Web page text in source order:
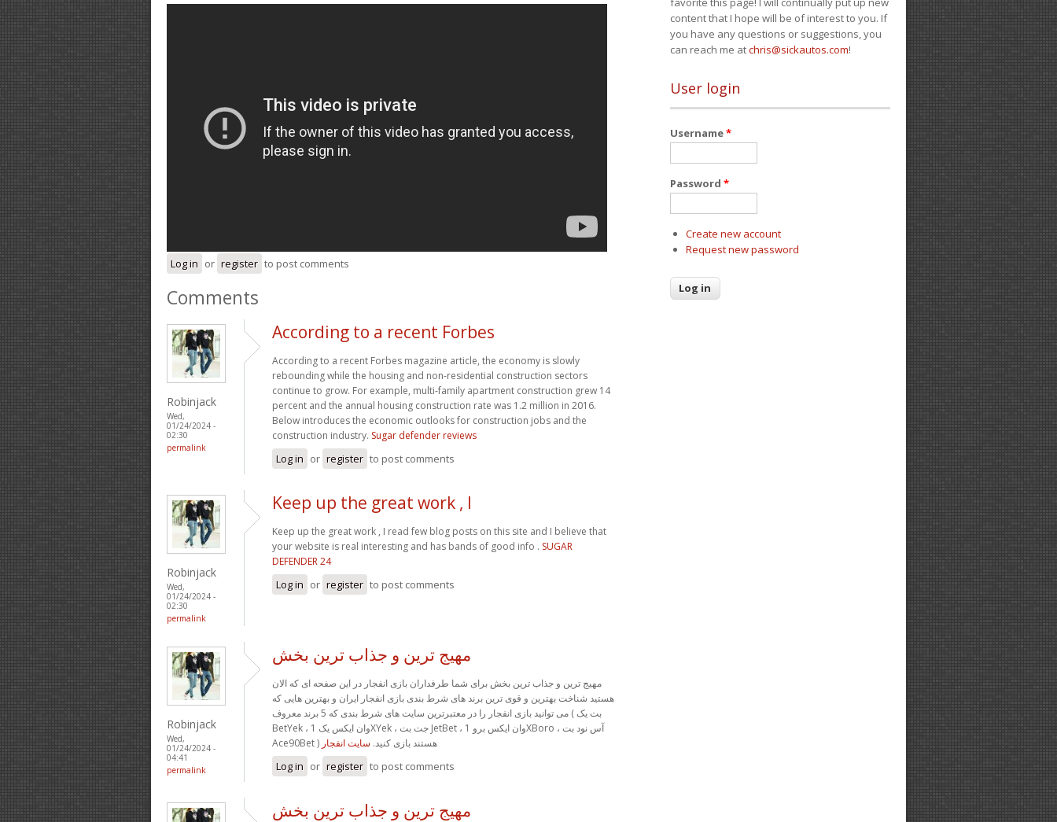
Log in or register to post comments
Comments
Robinjack
Wed,
01/24/2024 -
02:30
permalink
According to a recent Forbes
According to a recent Forbes magazine article, the economy is slowly
rebounding while the housing and non-residential construction sectors
continue to grow. For example, multi-family apartment construction grew 14
percent and the annual housing construction rate was 1.2 million in 2016.
Below introduces the economic outlooks for construction jobs and the
construction industry. Sugar defender reviews
Log in or register to post comments
Robinjack
Wed,
01/24/2024 -
02:30
permalink
Keep up the great work , I
Keep up the great work , I read few blog posts on this site and I believe that
your website is real interesting and has bands of good info . SUGAR
DEFENDER 24
Log in or register to post comments
Robinjack
Wed,
01/24/2024 -
04:41
permalink
مهیج ترین و جذاب ترین بخش
مهیج ترین و جذاب ترین بخش برای شما طرفداران بازی انفجار در این صفحه ای که الان
هستید شناخت بهترین و قوی ترین برند های شرط بندی بازی انفجار ایران و بهترین هایی که
می توانید بازی انفجار را در معتبرترین سایت های شرط بندی که 5 برند معروف ( بت یک
BetYek ، وان ایکس یک 1XYek ، جت بت JetBet ، وان ایکس برو 1XBoro ، آس نود بت
Ace90Bet ) هستند بازی کنید. سایت انفجار
Log in or register to post comments
مهیج ترین و جذاب ترین بخش
content that I hope will be of interest to you. If
you have any questions or suggestions, you
can reach me atchris@sickautos.com!
User login
Username*
Password *
Create new account
Request new password